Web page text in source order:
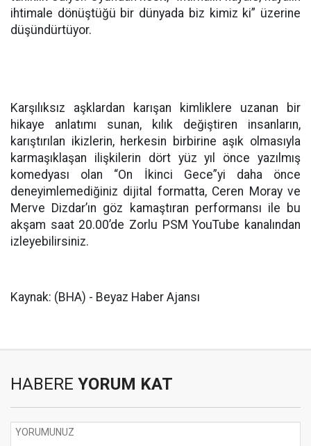
ihtimale dönüştüğü bir dünyada biz kimiz ki” üzerine
düşündürtüyor.
Karşılıksız aşklardan karışan kimliklere uzanan bir
hikaye anlatımı sunan, kılık değiştiren insanların,
karıştırılan ikizlerin, herkesin birbirine aşık olmasıyla
karmaşıklaşan ilişkilerin dört yüz yıl önce yazılmış
komedyası olan “On İkinci Gece”yi daha önce
deneyimlemediğiniz dijital formatta, Ceren Moray ve
Merve Dizdar’ın göz kamaştıran performansı ile bu
akşam saat 20.00’de Zorlu PSM YouTube kanalından
izleyebilirsiniz.
Kaynak: (BHA) - Beyaz Haber Ajansı
HABERE YORUM KAT